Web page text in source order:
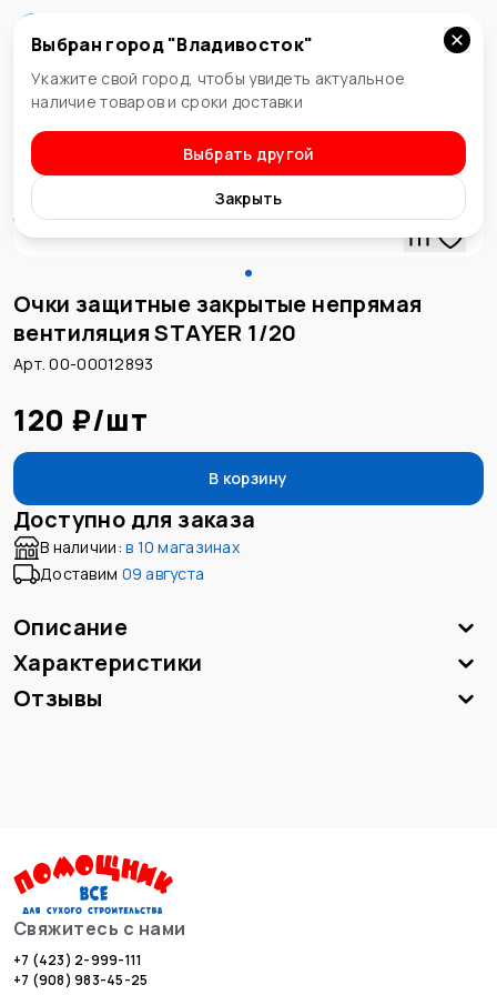
Владивосток
Выбран город "Владивосток"
Укажите свой город, чтобы увидеть актуальное
наличие товаров и сроки доставки
Выбрать другой
Закрыть
Очки, маски, респираторы
Очки защитные закрытые непрямая
вентиляция STAYER 1/20
Арт. 00-00012893
120 ₽/шт
В корзину
Доступно для заказа
В наличии: в 10 магазинах
Доставим 09 августа
Описание
Характеристики
Отзывы
Свяжитесь с нами
+7 (423) 2-999-111
+7 (908) 983-45-25